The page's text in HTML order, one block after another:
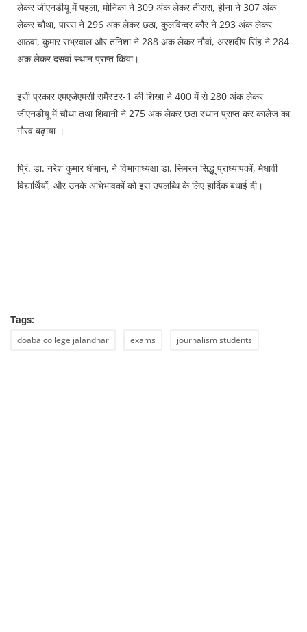
लेकर जीएनडीयू में पहला, मोनिका ने 309 अंक लेकर तीसरा, हीना ने 307 अंक
लेकर चौथा, पारस ने 296 अंक लेकर छठा, कुलविन्दर कौर ने 293 अंक लेकर
आठवां, कुमार सभ्रवाल और तनिशा ने 288 अंक लेकर नौवां, अरशदीप सिंह ने 284
अंक लेकर दसवां स्थान प्राप्त किया।
इसी प्रकार एमएजेएमसी समैस्टर-1 की शिखा ने 400 में से 280 अंक लेकर
जीएनडीयू में चौथा तथा शिवानी ने 275 अंक लेकर छठा स्थान प्राप्त कर कालेज का
गौरव बढ़ाया ।
प्रिं. डा. नरेश कुमार धीमान, ने विभागाध्यक्षा डा. सिमरन सिद्धू प्राध्यापकों, मेधावी
विद्यार्थियों, और उनके अभिभावकों को इस उपलब्धि के लिए हार्दिक बधाई दी।
Tags:
doaba college jalandhar exams journalism students